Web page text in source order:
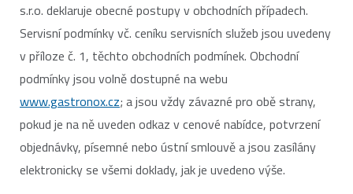
s.r.o. deklaruje obecné postupy v obchodních případech.
Servisní podmínky vč. ceníku servisních služeb jsou uvedeny
v příloze č. 1, těchto obchodních podmínek. Obchodní
podmínky jsou volně dostupné na webu
www.gastronox.cz; a jsou vždy závazné pro obě strany,
pokud je na ně uveden odkaz v cenové nabídce, potvrzení
objednávky, písemné nebo ústní smlouvě a jsou zasílány
elektronicky se všemi doklady, jak je uvedeno výše.